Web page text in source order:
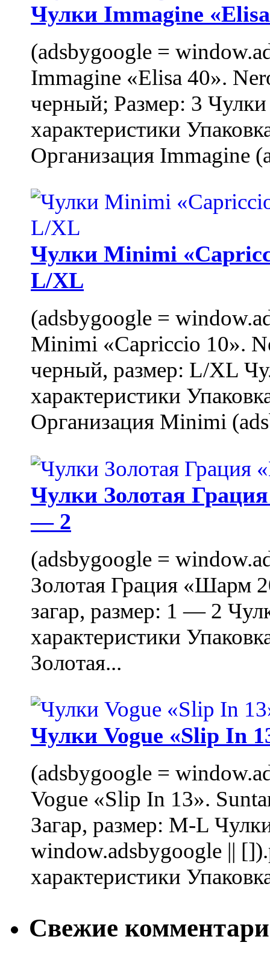
Чулки Immagine
(adsbygoogle =
Immagine «Elisa 40».
черный; Размер: 3
характеристики
Организация Immagine
Чулки Minimi
L/XL
(adsbygoogle =
Minimi «Capriccio 10».
черный, размер: L/XL
характеристики
Организация Minimi
Чулки Золотая
— 2
(adsbygoogle =
Золотая Грация «Шарм
загар, размер: 1 — 2
характеристики
Золотая...
Чулки Vogue «Slip In
(adsbygoogle =
Vogue «Slip In 13».
Загар, размер: M-L
window.adsbygoogle ||
характеристики
Свежие